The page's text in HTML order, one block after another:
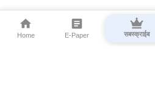
Home E-Paper सबस्क्राईब